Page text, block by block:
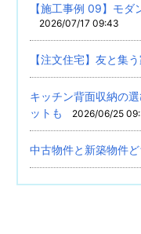
【施工事例 09】モ
2026/07/17 09:43
【注文住宅】友と集
キッチン背面収納の
ットも
2026/06/25
中古物件と新築物件